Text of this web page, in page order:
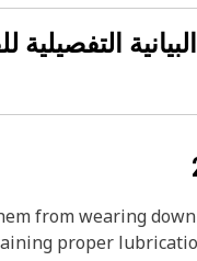
التفصيلية
from wearing
proper